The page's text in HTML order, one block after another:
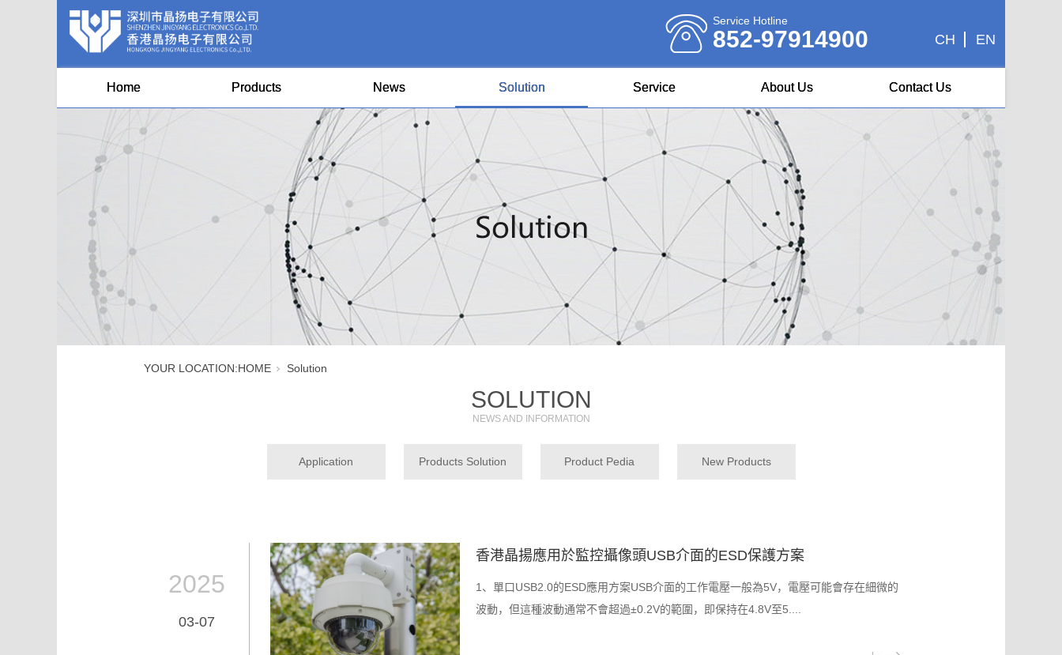
Service Hotline
852-97914900 CH EN
Home Products News Solution Service About Us Contact Us
YOUR LOCATION:HOME Solution
SOLUTION
NEWS AND INFORMATION
Application Products Solution Product Pedia New Products
2025
03-07
香港晶揚應用於監控攝像頭USB介面的ESD保護方案
1、單口USB2.0的ESD應用方案USB介面的工作電壓一般為5V，電壓可能會存在細微的
波動，‌但這種波動通常不會超過±0.2V的範圍，‌即保持在4.8V至5....